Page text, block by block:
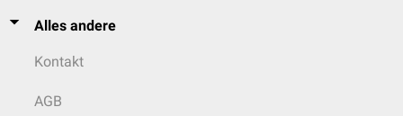
Alles andere
Kontakt
AGB